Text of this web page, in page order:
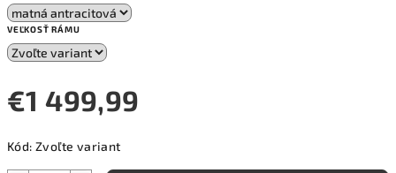
VEĽKOSŤ RÁMU
€1 499,99
cena:
Kód: Zvoľte variant